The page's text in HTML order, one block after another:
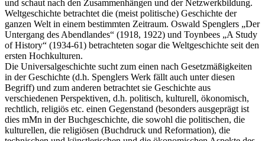
und schaut nach den Zusammenhängen und der Netzwerkbildung.
Weltgeschichte betrachtet die (meist politische) Geschichte der
ganzen Welt in einem bestimmten Zeitraum. Oswald Spenglers „Der
Untergang des Abendlandes“ (1918, 1922) und Toynbees „A Study
of History“ (1934-61) betrachteten sogar die Weltgeschichte seit den
ersten Hochkulturen.
Die Universalgeschichte sucht zum einen nach Gesetzmäßigkeiten
in der Geschichte (d.h. Spenglers Werk fällt auch unter diesen
Begriff) und zum anderen betrachtet sie Geschichte aus
verschiedenen Perspektiven, d.h. politisch, kulturell, ökonomisch,
rechtlich, religiös etc. einen Gegenstand (besonders ausgeprägt ist
dies mMn in der Buchgeschichte, die sowohl die politischen, die
kulturellen, die religiösen (Buchdruck und Reformation), die